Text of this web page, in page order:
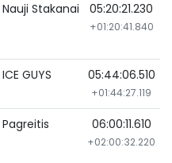
Nauji Stakanai 05:20:21.230
+01:20:41.840
ICE GUYS 05:44:06.510
+01:44:27.119
Pagreitis 06:00:11.610
+02:00:32.220